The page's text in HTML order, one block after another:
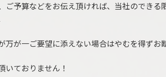
ご予算などをお伝え頂ければ、当社のでき
万が一ご要望に添えない場合はやむを得ずお
いておりません！